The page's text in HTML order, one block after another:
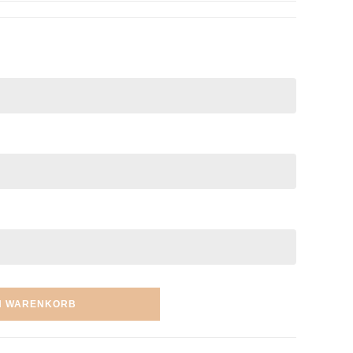
WARENKORB